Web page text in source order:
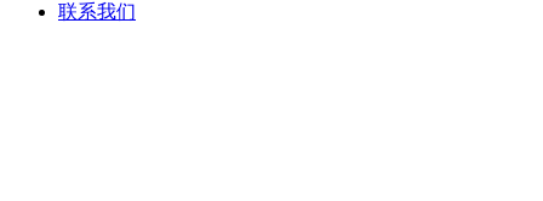
联系我们